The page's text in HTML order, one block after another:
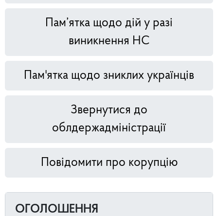
Пам’ятка щодо дій у разі
виникнення НС
Пам'ятка щодо зниклих українців
Звернутися до
облдержадміністрації
Повідомити про корупцію
ОГОЛОШЕННЯ